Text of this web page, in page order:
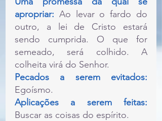
apropriar: Ao levar o fardo do
outro, a lei de Cristo estará
sendo cumprida. O que for
semeado, será colhido. A
colheita virá do Senhor.
Egoísmo.
Buscar as coisas do espírito.